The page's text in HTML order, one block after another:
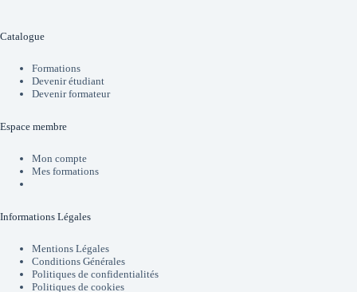
Catalogue
Formations
Devenir étudiant
Devenir formateur
Espace membre
Mon compte
Mes formations
Informations Légales
Mentions Légales
Conditions Générales
Politiques de confidentialités
Politiques de cookies